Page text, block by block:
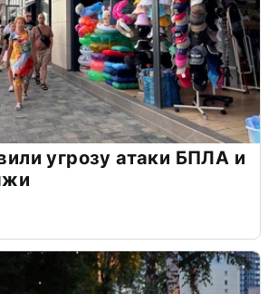
угрозу атаки БПЛА и